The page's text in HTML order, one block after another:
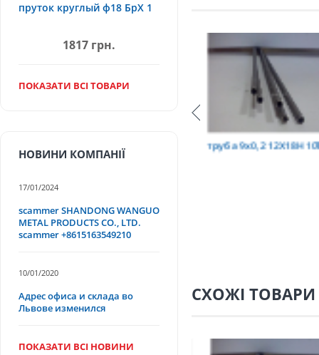
труба 75х1,5,
СХОЖІ ТОВАРИ
пруток круглый ф18 БрХ 1
1817 грн.
ПОКАЗАТИ ВСІ ТОВАРИ
НОВИНИ КОМПАНІЇ
17/01/2024
scammer SHANDONG WANGUO
METAL PRODUCTS CO., LTD.
scammer +8615163549210
10/01/2020
Адрес офиса и склада во
Львове изменился
ПОКАЗАТИ ВСІ НОВИНИ